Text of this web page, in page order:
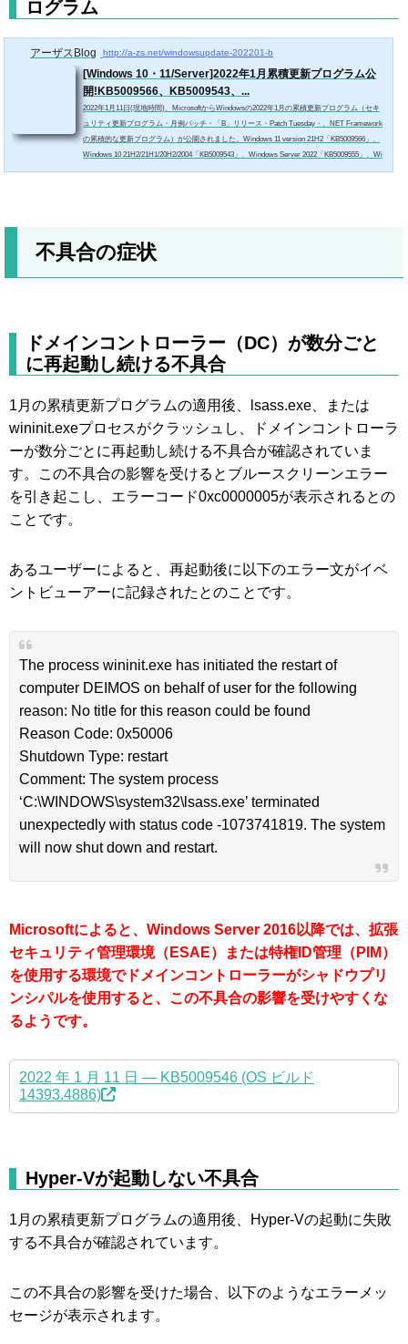
ログラム
アーザスBlog http://a-zs.net/windowsupdate-202201-b
[Windows 10・11/Server]2022年1月累積更新プログラム公
開!KB5009566、KB5009543、...
2022年1月11日(現地時間)、MicrosoftからWindowsの2022年1月の累積更新プログラム（セキ
ュリティ更新プログラム・月例パッチ・「B」リリース・Patch Tuesday・、NET Framework
の累積的な更新プログラム）が公開されました。Windows 11 version 21H2「KB5009566」、
Windows 10 21H2/21H1/20H2/2004「KB5009543」、Windows Server 2022「KB5009555」、Wi
ndows Server 2019「KB5009557」、Windows Server 2016「KB5009546」、Windows Server 20
不具合の症状
ドメインコントローラー（DC）が数分ごと
に再起動し続ける不具合
1月の累積更新プログラムの適用後、lsass.exe、または
wininit.exeプロセスがクラッシュし、ドメインコントローラ
ーが数分ごとに再起動し続ける不具合が確認されていま
す。この不具合の影響を受けるとブルースクリーンエラー
を引き起こし、エラーコード0xc0000005が表示されるとの
ことです。
あるユーザーによると、再起動後に以下のエラー文がイベ
ントビューアーに記録されたとのことです。
The process wininit.exe has initiated the restart of
computer DEIMOS on behalf of user for the following
reason: No title for this reason could be found
Reason Code: 0x50006
Shutdown Type: restart
Comment: The system process
‘C:\WINDOWS\system32\lsass.exe’ terminated
unexpectedly with status code -1073741819. The system
will now shut down and restart.
Microsoftによると、Windows Server 2016以降では、拡張
セキュリティ管理環境（ESAE）または特権ID管理（PIM）
を使用する環境でドメインコントローラーがシャドウプリ
ンシパルを使用すると、この不具合の影響を受けやすくな
るようです。
2022 年 1 月 11 日 — KB5009546 (OS ビルド
14393.4886)
Hyper-Vが起動しない不具合
1月の累積更新プログラムの適用後、Hyper-Vの起動に失敗
する不具合が確認されています。
この不具合の影響を受けた場合、以下のようなエラーメッ
セージが表示されます。